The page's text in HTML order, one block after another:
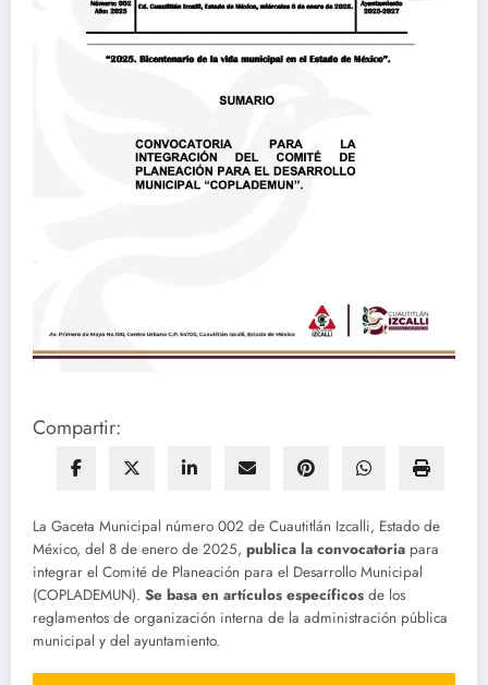
Compartir:
La Gaceta Municipal número 002 de Cuautitlán Izcalli, Estado de
México, del 8 de enero de 2025, publica la convocatoria para
integrar el Comité de Planeación para el Desarrollo Municipal
(COPLADEMUN). Se basa en artículos específicos de los
reglamentos de organización interna de la administración pública
municipal y del ayuntamiento.